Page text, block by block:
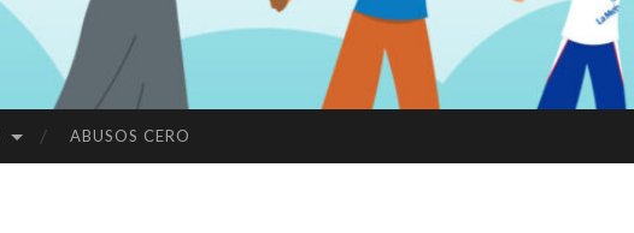
ABUSOS CERO